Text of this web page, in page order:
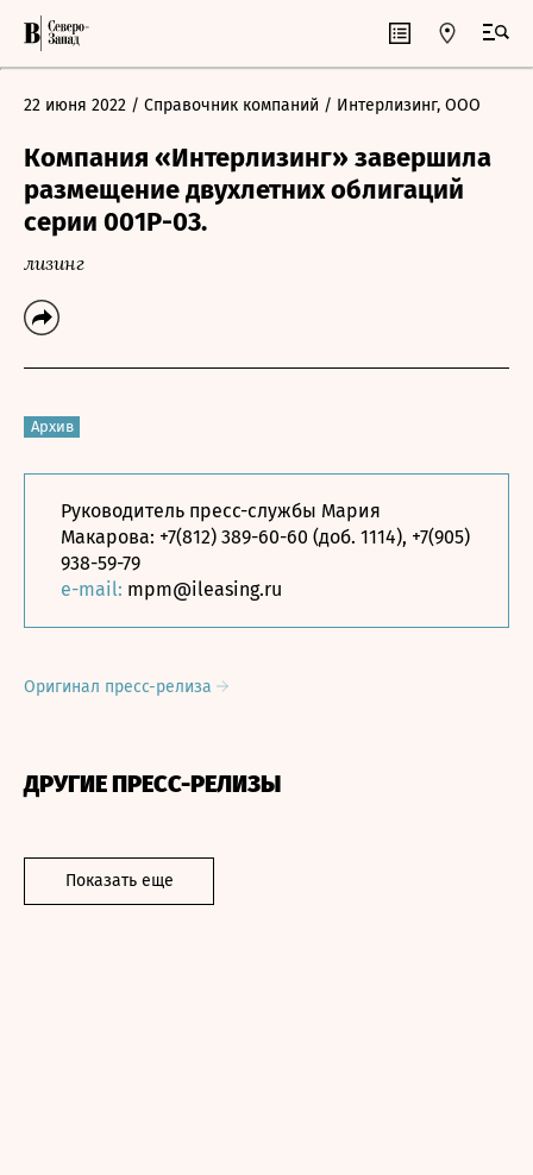
22 июня 2022 / Справочник компаний / Интерлизинг, ООО
Компания «Интерлизинг» завершила
размещение двухлетних облигаций
серии 001Р-03.
лизинг
Архив
Руководитель пресс-службы Мария
Макарова: +7(812) 389-60-60 (доб. 1114), +7(905)
938-59-79
e-mail: mpm@ileasing.ru
Оригинал пресс-релиза
ДРУГИЕ ПРЕСС-РЕЛИЗЫ
Показать еще